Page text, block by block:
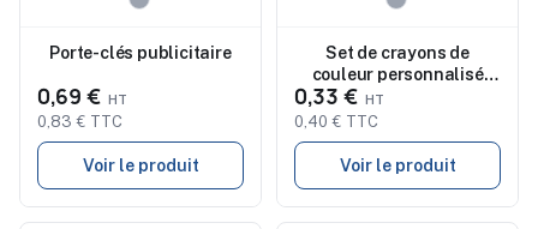
Porte-clés publicitaire
0,69 €
0,83 € TTC
Voir le produit
Set de crayons de
couleur personnalisé
Devin | 12 pcs
0,33 €
0,40 € TTC
Voir le produit